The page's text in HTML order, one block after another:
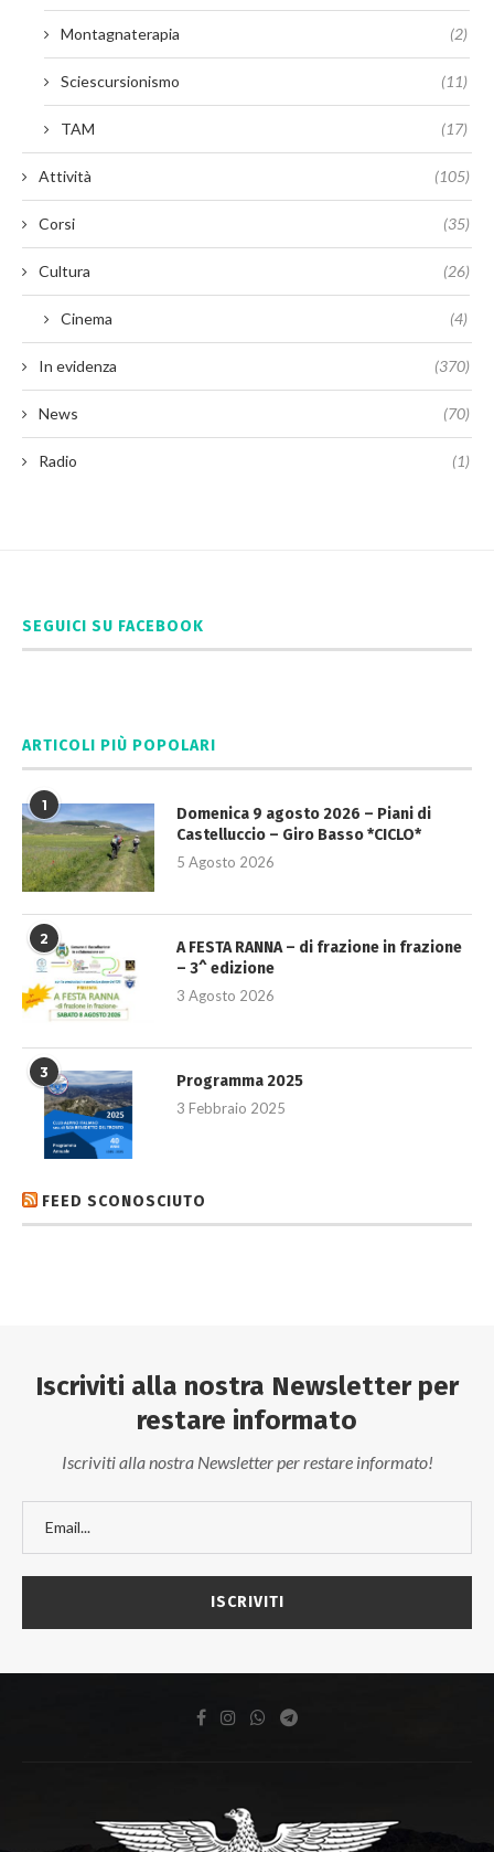
Montagnaterapia (2)
Sciescursionismo (11)
TAM (17)
Attività (105)
Corsi (35)
Cultura (26)
Cinema (4)
In evidenza (370)
News (70)
Radio (1)
SEGUICI SU FACEBOOK
ARTICOLI PIÙ POPOLARI
1
Domenica 9 agosto 2026 – Piani di
Castelluccio – Giro Basso *CICLO*
5 Agosto 2026
2
A FESTA RANNA – di frazione in frazione
– 3^ edizione
3 Agosto 2026
3
Programma 2025
3 Febbraio 2025
FEED SCONOSCIUTO
Iscriviti alla nostra Newsletter per
restare informato
Iscriviti alla nostra Newsletter per restare informato!